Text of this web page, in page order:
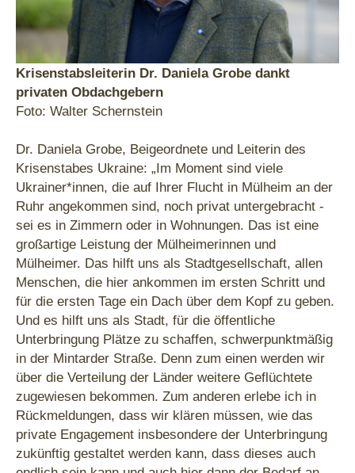
Krisenstabsleiterin Dr. Daniela Grobe dankt
privaten Obdachgebern
Foto: Walter Schernstein
Dr. Daniela Grobe, Beigeordnete und Leiterin des
Krisenstabes Ukraine: „Im Moment sind viele
Ukrainer*innen, die auf Ihrer Flucht in Mülheim an der
Ruhr angekommen sind, noch privat untergebracht -
sei es in Zimmern oder in Wohnungen. Das ist eine
großartige Leistung der Mülheimerinnen und
Mülheimer. Das hilft uns als Stadtgesellschaft, allen
Menschen, die hier ankommen im ersten Schritt und
für die ersten Tage ein Dach über dem Kopf zu geben.
Und es hilft uns als Stadt, für die öffentliche
Unterbringung Plätze zu schaffen, schwerpunktmäßig
in der Mintarder Straße. Denn zum einen werden wir
über die Verteilung der Länder weitere Geflüchtete
zugewiesen bekommen. Zum anderen erlebe ich in
Rückmeldungen, dass wir klären müssen, wie das
private Engagement insbesondere der Unterbringung
zukünftig gestaltet werden kann, dass dieses auch